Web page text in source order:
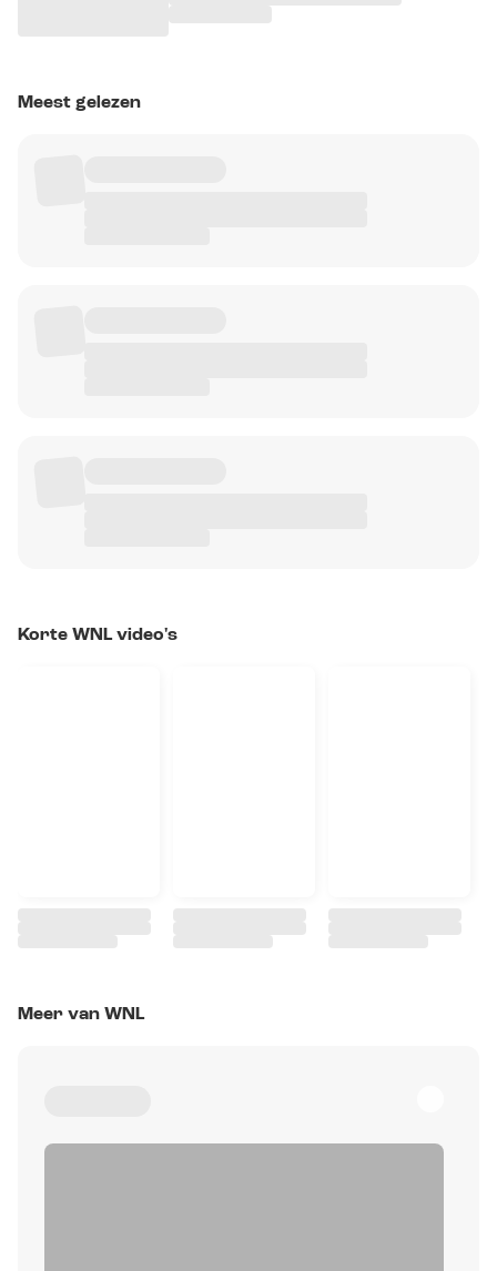
Meest gelezen
Korte WNL video's
Meer van WNL